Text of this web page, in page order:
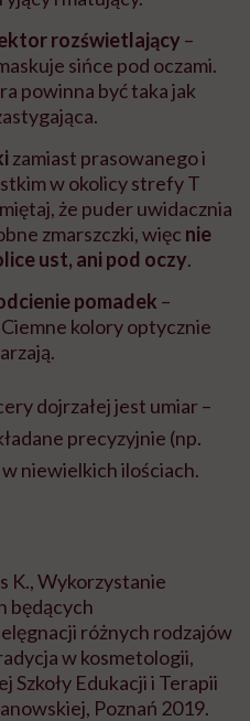
rozświetlający –
sińce pod oczami.
powinna być taka jak
zamiast prasowanego i
w okolicy strefy T
że puder uwidacznia
zmarszczki, więc nie
ust, ani pod oczy.
pomadek –
kolory optycznie
dojrzałej jest umiar –
precyzyjnie (np.
niewielkich ilościach.
K., Wykorzystanie
będących
różnych rodzajów
w kosmetologii,
Edukacji i Terapii
Poznań 2019.